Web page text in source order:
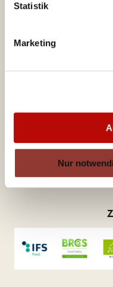
Statistik
Marketing
Nur
Valora Food